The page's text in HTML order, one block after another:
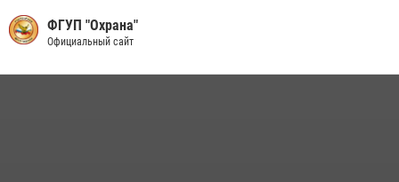
оздоровительных лагерей
07 июля 2026, 14:58
ФГУП "Охрана"
Официальный сайт